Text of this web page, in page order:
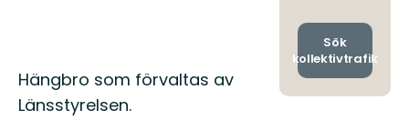
Beskrivning
Hängbro som förvaltas av
Länsstyrelsen.
och
Sök
kollektivtrafik